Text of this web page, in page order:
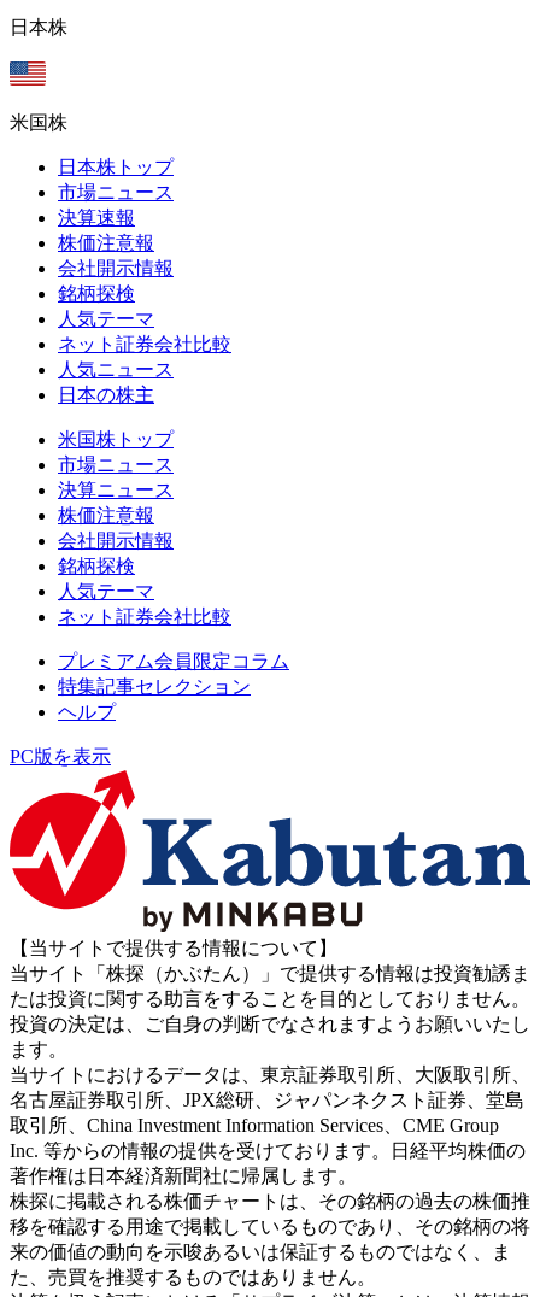
日本株
米国株
日本株トップ
市場ニュース
決算速報
株価注意報
会社開示情報
銘柄探検
人気テーマ
ネット証券会社比較
人気ニュース
日本の株主
米国株トップ
市場ニュース
決算ニュース
株価注意報
会社開示情報
銘柄探検
人気テーマ
ネット証券会社比較
プレミアム会員限定コラム
特集記事セレクション
ヘルプ
PC版を表示
【当サイトで提供する情報について】
当サイト「株探（かぶたん）」で提供する情報は投資勧誘ま
たは投資に関する助言をすることを目的としておりません。
投資の決定は、ご自身の判断でなされますようお願いいたし
ます。
当サイトにおけるデータは、東京証券取引所、大阪取引所、
名古屋証券取引所、JPX総研、ジャパンネクスト証券、堂島
取引所、China Investment Information Services、CME Group
Inc. 等からの情報の提供を受けております。日経平均株価の
著作権は日本経済新聞社に帰属します。
株探に掲載される株価チャートは、その銘柄の過去の株価推
移を確認する用途で掲載しているものであり、その銘柄の将
来の価値の動向を示唆あるいは保証するものではなく、ま
た、売買を推奨するものではありません。